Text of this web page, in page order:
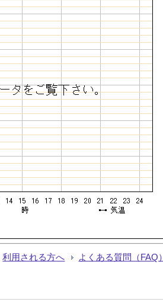
利用される方へ よくある質問（FAQ）